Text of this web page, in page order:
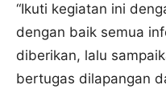
“Ikuti kegiatan ini
dengan baik semua
diberikan, lalu
bertugas dilapangan